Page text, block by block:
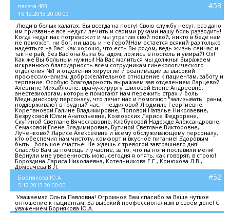
палата 403
16.12.2013 20:00:00
#53
Люди в белых халатах, Вы всегда на посту! Свою службу несут, раз дано
им призванье все недуги лечить и своими руками нашу боль разводить!
Когда недуг нас потревожит и мы утратим свой покой, никто в беде нам
не поможет, ни бог, ни царь и не герой!Нам остается всякий раз только
надеяться на Вас! Как хорошо, что есть Вы рядом, ведь жизнь сейчас и
так не рай, без Вас она была бы адом, ложись в постель и умирай! Ох!
Как же Вы больным нужны! На Вас молиться мы должны! Выражаем
искреннюю благодарность всем сотрудникам гинекологического
отделения №1 и отделения хирургии и реанимации за высокий
профессионализм, доброжелательное отношение к пациентам, заботу и
терпение. Особую благодарность выражаем зав.отделением Ларцевой
Алевтине Михайловне, врачу-хирургу Шиловой Елене Андреевне,
анестезиологам, которые помогают нам пережить страх и боль.
Медицинскому персоналу, что лечат нас и помогают "зализывать" раны,
поддерживают в трудный час: Гнездиловой Людмиле Георгиевне,
Корепановой Галине Владимировне, Поповой Наталье Николаевне,
Безруковой Юлии Анатольевне, Козловских Ларисе Федрорвне,
Скутиной Светлане Вячеславовне, Клабуковой Надежде Александровне,
Семаковой Елене Владимировне, Бутиной Светлане Викторовне,
Лученковой Ларисе Алексеевне и всему обслуживающему персоналу,
кто обеспечил нам чистоту, комфорт и вкусное питание! Здоровым
быть - большое счастье! Не ждешь с тревогой завтрашнего дня!
Спасибо Вам за помощь и участие, за то, что на ноги поставили меня!
Вернули мне уверенность мою, сегодня я опять, как говорят, в строю!
Бороздина Лариса Николаевна, Котельникова Е.Г., Конюхова Л.В.,
Домрачева В.Л.
Борнякова Ю.А.
5.12.2013 20:00:00
#52
Уважаемая Ольга Павловна! Огромное Вам спасибо за Ваше чуткое
отношение к пациентам! За высокий профессионализм в своем деле! С
уважением Борнякова Ю.А.